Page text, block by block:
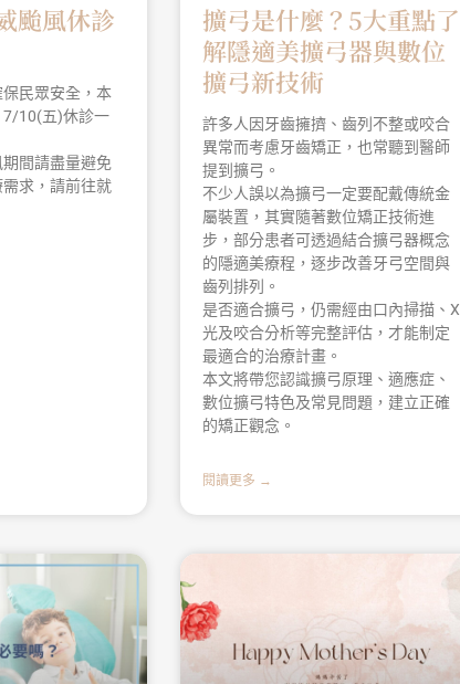
颱風休診
民眾安全，本
7/10(五)休診一
間請盡量避免
求，請前往就
擴弓是什麼？5大重點了
解隱適美擴弓器與數位
擴弓新技術
許多人因牙齒擁擠、齒列不整或咬合
異常而考慮牙齒矯正，也常聽到醫師
提到擴弓。
不少人誤以為擴弓一定要配戴傳統金
屬裝置，其實隨著數位矯正技術進
步，部分患者可透過結合擴弓器概念
的隱適美療程，逐步改善牙弓空間與
齒列排列。
是否適合擴弓，仍需經由口內掃描、X
光及咬合分析等完整評估，才能制定
最適合的治療計畫。
本文將帶您認識擴弓原理、適應症、
數位擴弓特色及常見問題，建立正確
的矯正觀念。
閱讀更多 →